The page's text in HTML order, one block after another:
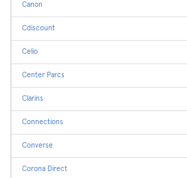
Canon
Cdiscount
Celio
Center Parcs
Clarins
Connections
Converse
Corona Direct